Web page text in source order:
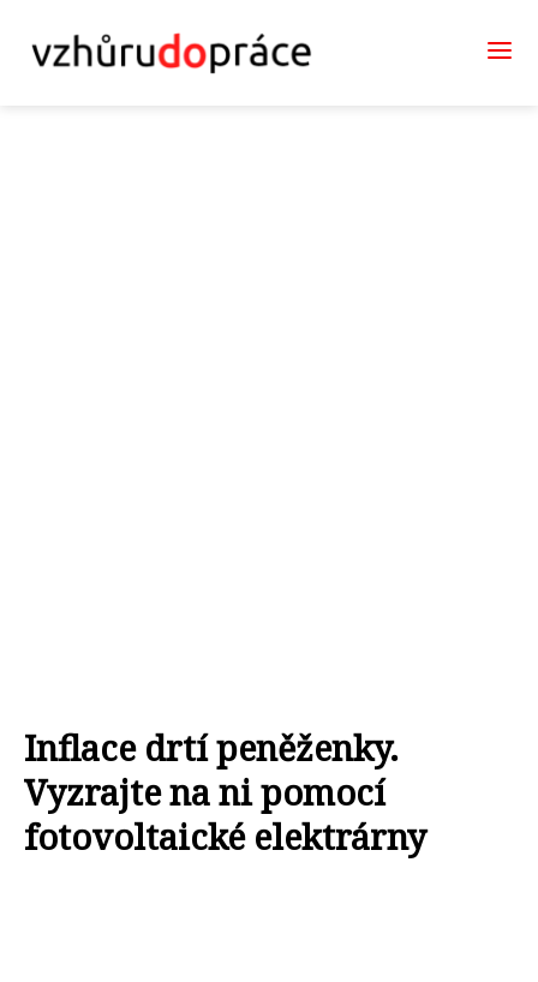
Inflace drtí peněženky.
Vyzrajte na ni pomocí
fotovoltaické elektrárny